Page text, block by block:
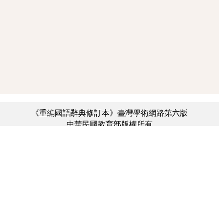
《重編國語辭典修訂本》臺灣學術網路第六版
中華民國教育部版權所有